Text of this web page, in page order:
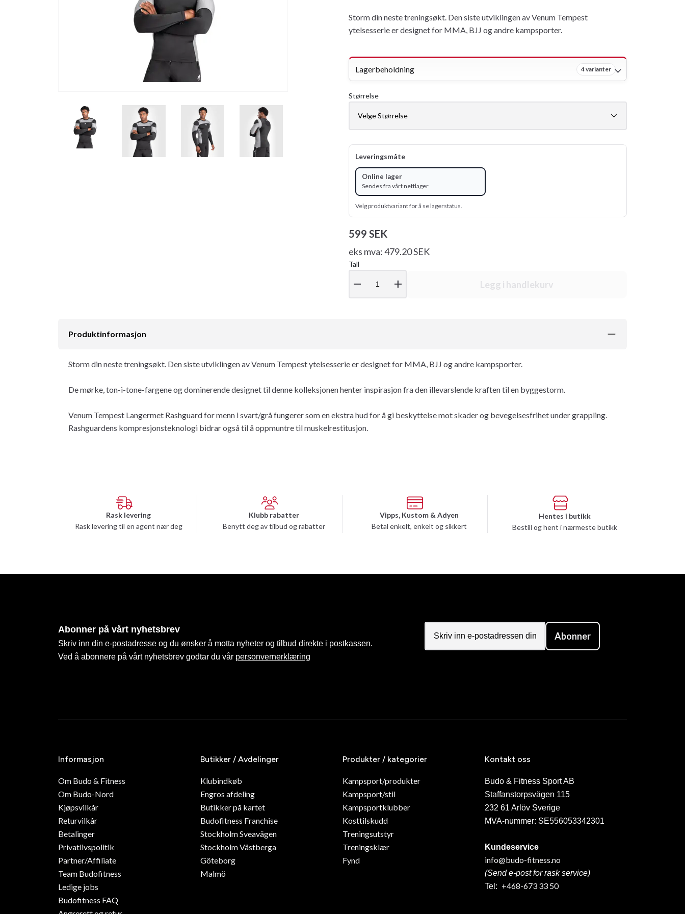
Storm din neste treningsøkt. Den siste utviklingen av Venum Tempest
ytelsesserie er designet for MMA, BJJ og andre kampsporter.
Lagerbeholdning 4 varianter
Størrelse
Leveringsmåte
Online lager
Sendes fra vårt nettlager
Velg produktvariant for å se lagerstatus.
599 SEK
eks mva: 479.20 SEK
Tall
remove add Legg i handlekurv
Produktinformasjon
Storm din neste treningsøkt. Den siste utviklingen av Venum Tempest ytelsesserie er designet for MMA, BJJ og andre kampsporter.
De mørke, ton-i-tone-fargene og dominerende designet til denne kolleksjonen henter inspirasjon fra den illevarslende kraften til en byggestorm.
Venum Tempest Langermet Rashguard for menn i svart/grå fungerer som en ekstra hud for å gi beskyttelse mot skader og bevegelsesfrihet under grappling.
Rashguardens kompresjonsteknologi bidrar også til å oppmuntre til muskelrestitusjon.
Rask levering
Rask levering til en agent nær deg
Klubb rabatter
Benytt deg av tilbud og rabatter
Vipps, Kustom & Adyen
Betal enkelt, enkelt og sikkert
Hentes i butikk
Bestill og hent i nærmeste butikk
Abonner på vårt nyhetsbrev
Skriv inn din e-postadresse og du ønsker å motta nyheter og tilbud direkte i postkassen.
Ved å abonnere på vårt nyhetsbrev godtar du vår personvernerklæring
Abonner
Informasjon
Om Budo & Fitness
Om Budo-Nord
Kjøpsvilkår
Returvilkår
Betalinger
Privatlivspolitik
Partner/Affiliate
Team Budofitness
Ledige jobs
Budofitness FAQ
Butikker / Avdelinger
Klubindkøb
Engros afdeling
Butikker på kartet
Budofitness Franchise
Stockholm Sveavägen
Stockholm Västberga
Göteborg
Malmö
Produkter / kategorier
Kampsport/produkter
Kampsport/stil
Kampsportklubber
Kosttilskudd
Treningsutstyr
Treningsklær
Fynd
Kontakt oss
Budo & Fitness Sport AB
Staffanstorpsvägen 115
232 61 Arlöv Sverige
MVA-nummer: SE556053342301
Kundeservice
info@budo-fitness.no
(Send e-post for rask service)
Tel: +468-673 33 50